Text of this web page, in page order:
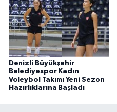
Denizli Büyükşehir
Belediyespor Kadın
Voleybol Takımı Yeni Sezon
Hazırlıklarına Başladı